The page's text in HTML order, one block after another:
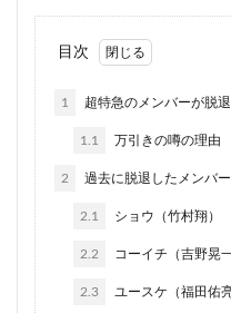
目次
1 超特急のメンバーが脱
1.1 万引きの噂の理由
2 過去に脱退したメンバ
2.1 ショウ（竹村翔）
2.2 コーイチ（吉野晃一
2.3 ユースケ（福田佑亮